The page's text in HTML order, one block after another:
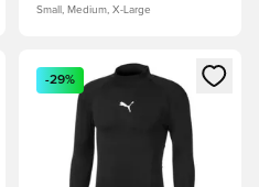
Small, Medium, X-Large
loggen of je aan te melden als
Opent een venster om in te
-29%